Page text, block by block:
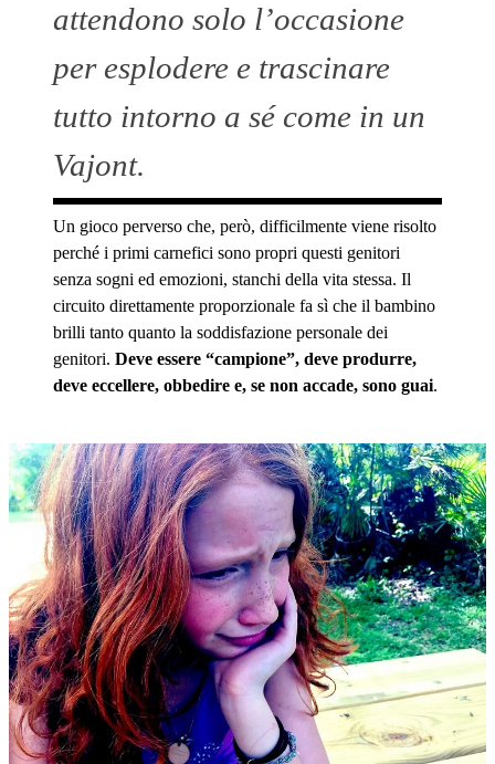
attendono solo l’occasione
per esplodere e trascinare
tutto intorno a sé come in un
Vajont.
Un gioco perverso che, però, difficilmente viene risolto
perché i primi carnefici sono propri questi genitori
senza sogni ed emozioni, stanchi della vita stessa. Il
circuito direttamente proporzionale fa sì che il bambino
brilli tanto quanto la soddisfazione personale dei
genitori. Deve essere “campione”, deve produrre,
deve eccellere, obbedire e, se non accade, sono guai.